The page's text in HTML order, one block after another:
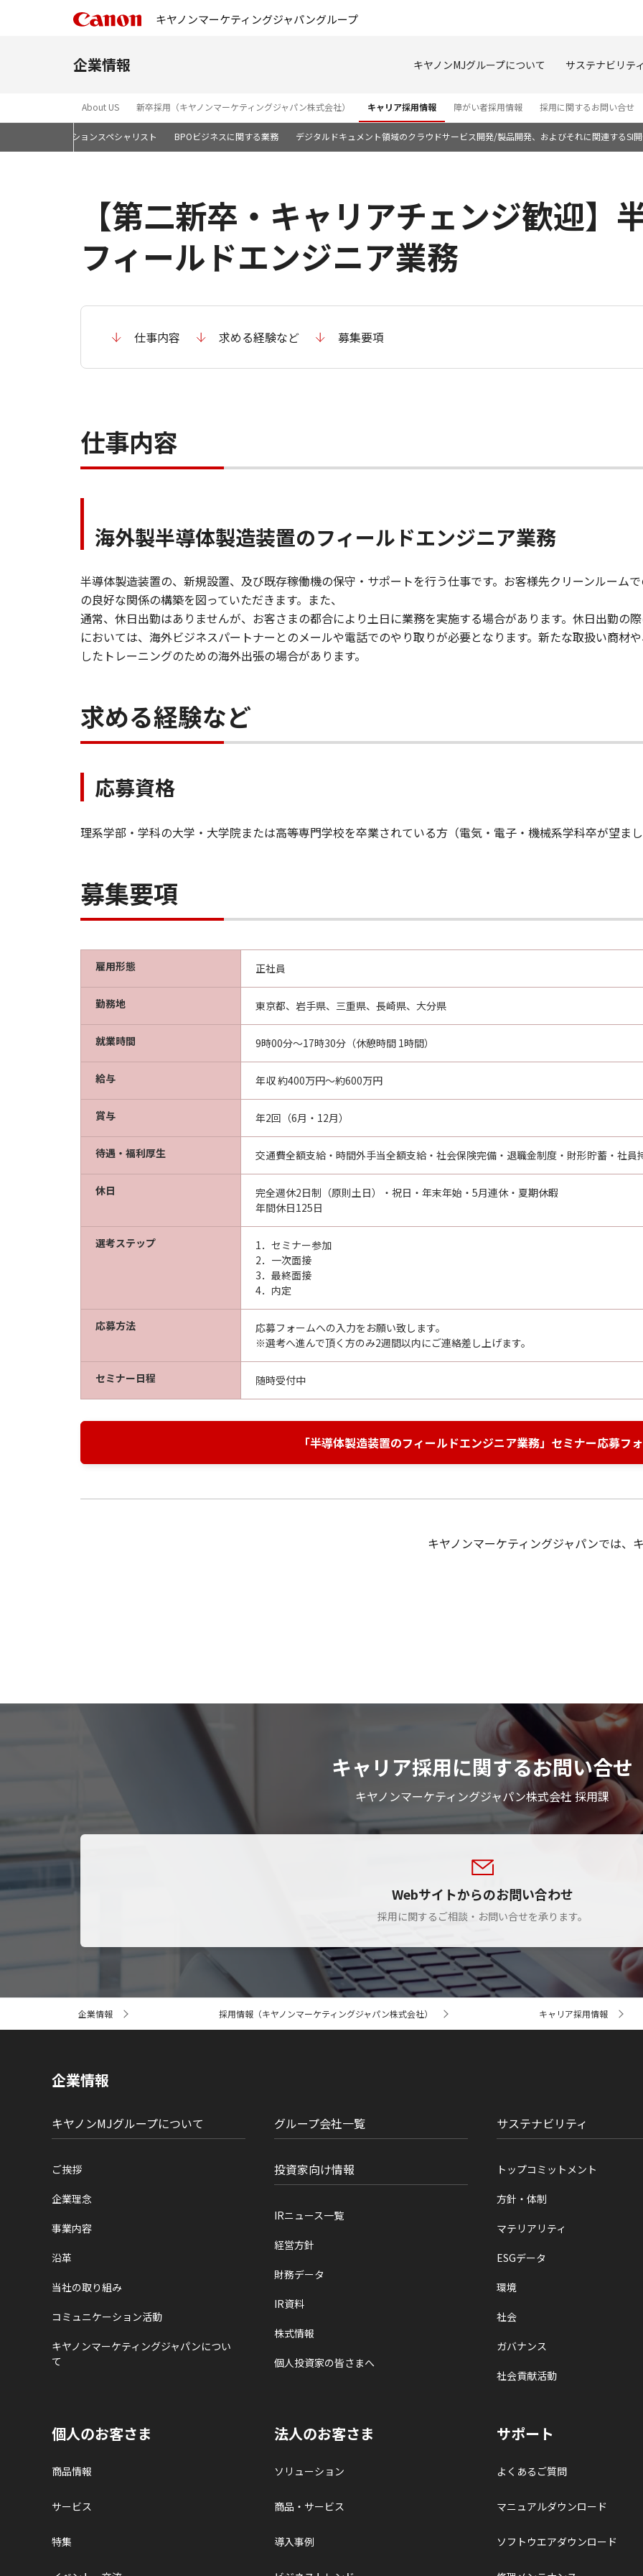
キヤノンマーケティングジャパングループ
企業情報 キヤノンMJグループについて サステナビリテ
About US 新卒採用（キヤノンマーケティングジャパン株式会社） キャリア採用情報 障がい者採用情報 採用に関するお問い合せ
ルス・ソリューションスペシャリスト BPOビジネスに関する業務 デジタルドキュメント領域のクラウドサービス開発/製品開発、およびそれに関連するSI
【第二新卒・キャリアチェンジ歓迎】
フィールドエンジニア業務
仕事内容 求める経験など 募集要項
仕事内容
海外製半導体製造装置のフィールドエンジニア業務
半導体製造装置の、新規設置、及び既存稼働機の保守・サポートを行う仕事です。お客様先クリーンルーム
の良好な関係の構築を図っていただきます。また、
通常、休日出勤はありませんが、お客さまの都合により土日に業務を実施する場合があります。休日出勤の
においては、海外ビジネスパートナーとのメールや電話でのやり取りが必要となります。新たな取扱い商材
したトレーニングのための海外出張の場合があります。
求める経験など
応募資格
理系学部・学科の大学・大学院または高等専門学校を卒業されている方（電気・電子・機械系学科卒が望ま
募集要項
雇用形態 正社員
勤務地 東京都、岩手県、三重県、長崎県、大分県
就業時間 9時00分～17時30分（休憩時間 1時間）
給与 年収 約400万円～約600万円
賞与 年2回（6月・12月）
待遇・福利厚生 交通費全額支給・時間外手当全額支給・社会保険完備・退職金制度・財形貯蓄・社員
休日
完全週休2日制（原則土日）・祝日・年末年始・5月連休・夏期休暇
年間休日125日
選考ステップ
1．セミナー参加
2．一次面接
3．最終面接
4．内定
応募方法
応募フォームへの入力をお願い致します。
※選考へ進んで頂く方のみ2週間以内にご連絡差し上げます。
セミナー日程 随時受付中
「半導体製造装置のフィールドエンジニア業務」セミナー応募フ
キヤノンマーケティングジャパンでは、
キャリア採用に関するお問い合せ
キヤノンマーケティングジャパン株式会社 採用課
Webサイトからのお問い合わせ
採用に関するご相談・お問い合せを承ります。
ト
企業情報 採用情報（キヤノンマーケティングジャパン株式会社） キャリア採用情報
企業情報
キヤノンMJグループについて
ご挨拶
企業理念
事業内容
沿革
当社の取り組み
コミュニケーション活動
キヤノンマーケティングジャパンについ
て
グループ会社一覧
投資家向け情報
IRニュース一覧
経営方針
財務データ
IR資料
株式情報
個人投資家の皆さまへ
サステナビリティ
トップコミットメント
方針・体制
マテリアリティ
ESGデータ
環境
社会
ガバナンス
社会貢献活動
個人のお客さま
商品情報
サービス
特集
法人のお客さま
ソリューション
商品・サービス
導入事例
サポート
よくあるご質問
マニュアルダウンロード
ソフトウエアダウンロード